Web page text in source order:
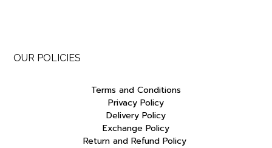
OUR POLICIES
Terms and Conditions
Privacy Policy
Delivery Policy
Exchange Policy
Return and Refund Policy